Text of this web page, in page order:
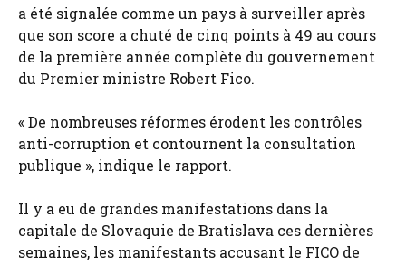
a été signalée comme un pays à surveiller après
que son score a chuté de cinq points à 49 au cours
de la première année complète du gouvernement
du Premier ministre Robert Fico.
« De nombreuses réformes érodent les contrôles
anti-corruption et contournent la consultation
publique », indique le rapport.
Il y a eu de grandes manifestations dans la
capitale de Slovaquie de Bratislava ces dernières
semaines, les manifestants accusant le FICO de